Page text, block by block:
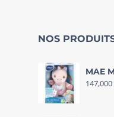
NOS
MAE
147,000